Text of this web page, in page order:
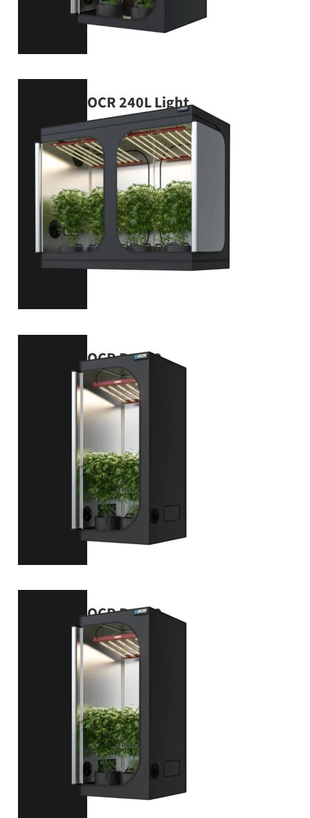
OCR 240L Light
240 × 120 × 200 cm
VIEW PRODUCT
OCR Pro 80
80 x 80 x 180 cm
VIEW PRODUCT
OCR Pro 90
90 x 90 x 180 cm
VIEW PRODUCT